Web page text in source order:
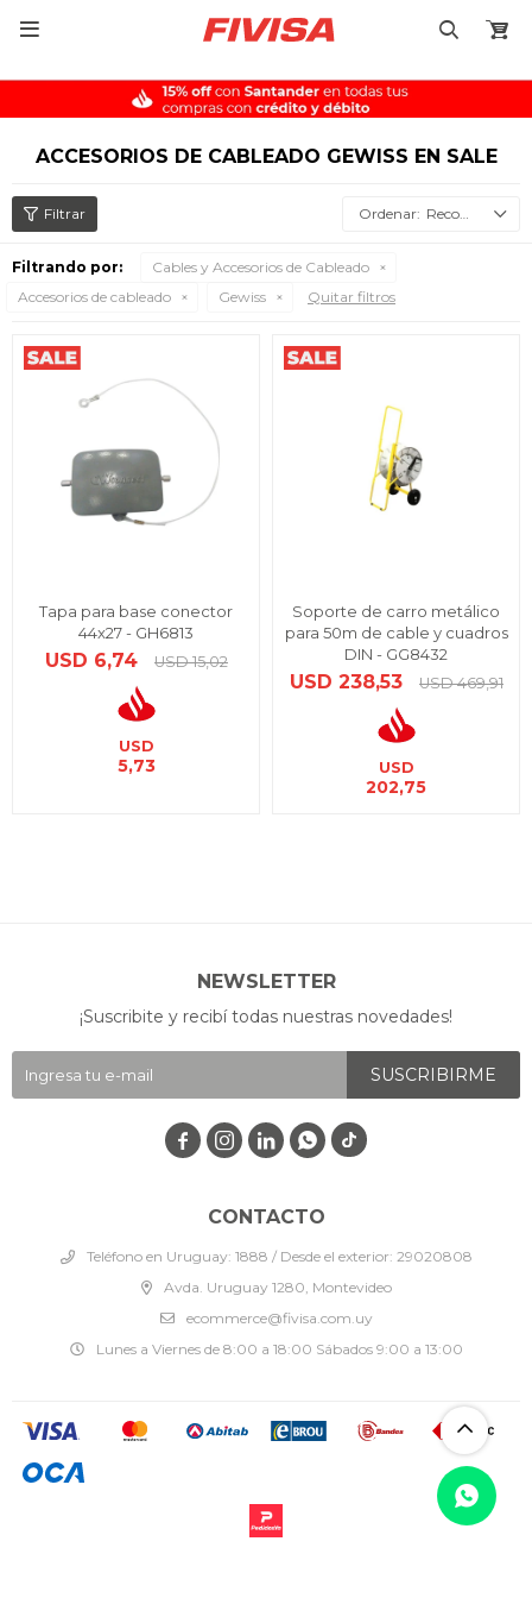

ACCESORIOS DE CABLEADO GEWISS EN SALE
Recomendados
Filtrando por:
Cables y Accesorios de Cableado
Accesorios de cableado
Gewiss Quitar filtros
Tapa para base conector
44x27 - GH6813
USD 6,74 USD 15,02
USD
5,73
Soporte de carro metálico
para 50m de cable y cuadros
DIN - GG8432
USD 238,53 USD 469,91
USD
202,75
CONTACTO
Teléfono en Uruguay: 1888 / Desde el exterior: 29020808
Avda. Uruguay 1280, Montevideo
ecommerce@fivisa.com.uy
Lunes a Viernes de 8:00 a 18:00 Sábados 9:00 a 13:00
NEWSLETTER
¡Suscribite y recibí todas nuestras novedades!
SUSCRIBIRME
   